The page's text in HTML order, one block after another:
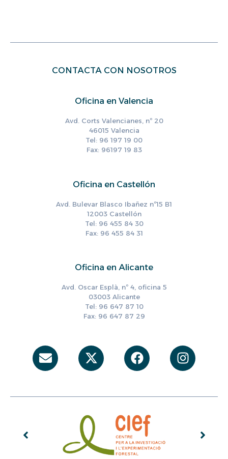
CONTACTA CON NOSOTROS
Oficina en Valencia
Avd. Corts Valencianes, nº 20
46015 Valencia
Tel: 96 197 19 00
Fax: 96197 19 83
Oficina en Castellón
Avd. Bulevar Blasco Ibañez nº15 B1
12003 Castellón
Tel: 96 455 84 30
Fax: 96 455 84 31
Oficina en Alicante
Avd. Oscar Esplà, nº 4, oficina 5
03003 Alicante
Tel: 96 647 87 10
Fax: 96 647 87 29
Envelope
X-
twitter
Facebook